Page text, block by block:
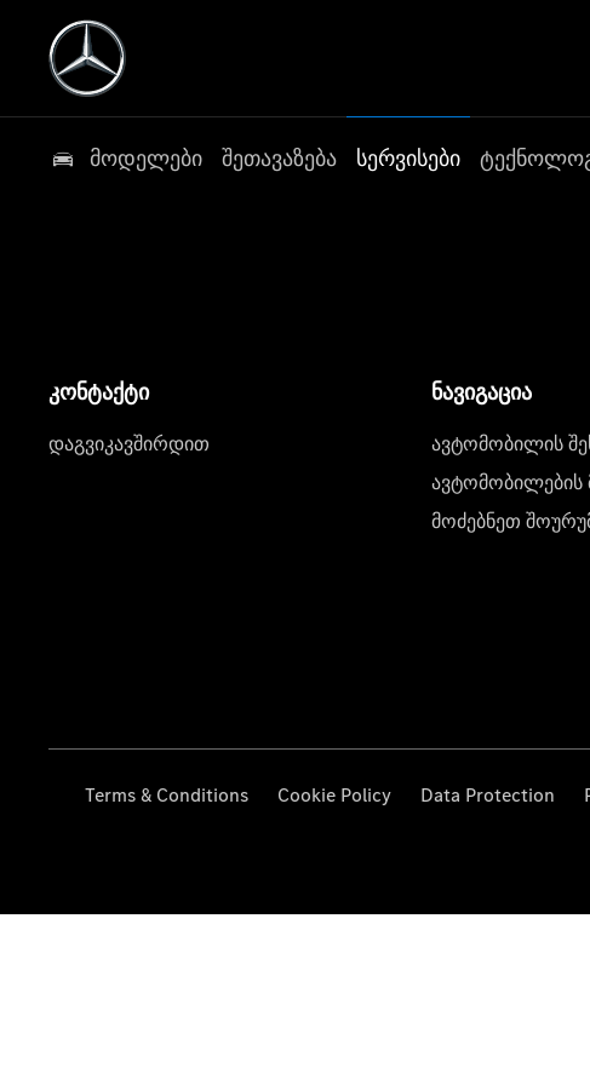
მოდელები შეთავაზება სერვისები
კონტაქტი
დაგვიკავშირდით
ნავიგაცია
ავტომობილის
ავტომობილების
მოძებნეთ
Terms & Conditions Cookie Policy Data Protection